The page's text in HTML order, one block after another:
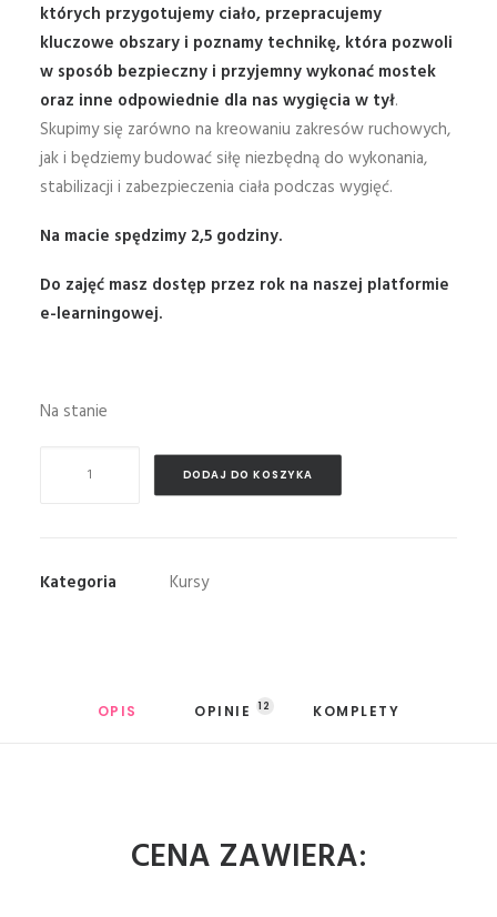
których przygotujemy ciało, przepracujemy
kluczowe obszary i poznamy technikę, która pozwoli
w sposób bezpieczny i przyjemny wykonać mostek
oraz inne odpowiednie dla nas wygięcia w tył.
Skupimy się zarówno na kreowaniu zakresów ruchowych,
jak i będziemy budować siłę niezbędną do wykonania,
stabilizacji i zabezpieczenia ciała podczas wygięć.
Na macie spędzimy 2,5 godziny.
Do zajęć masz dostęp przez rok na naszej platformie
e-learningowej.
Na stanie
Praktyka
DODAJ DO KOSZYKA
Kategoria Kursy
OPIS OPINIE 12 KOMPLETY
CENA ZAWIERA: